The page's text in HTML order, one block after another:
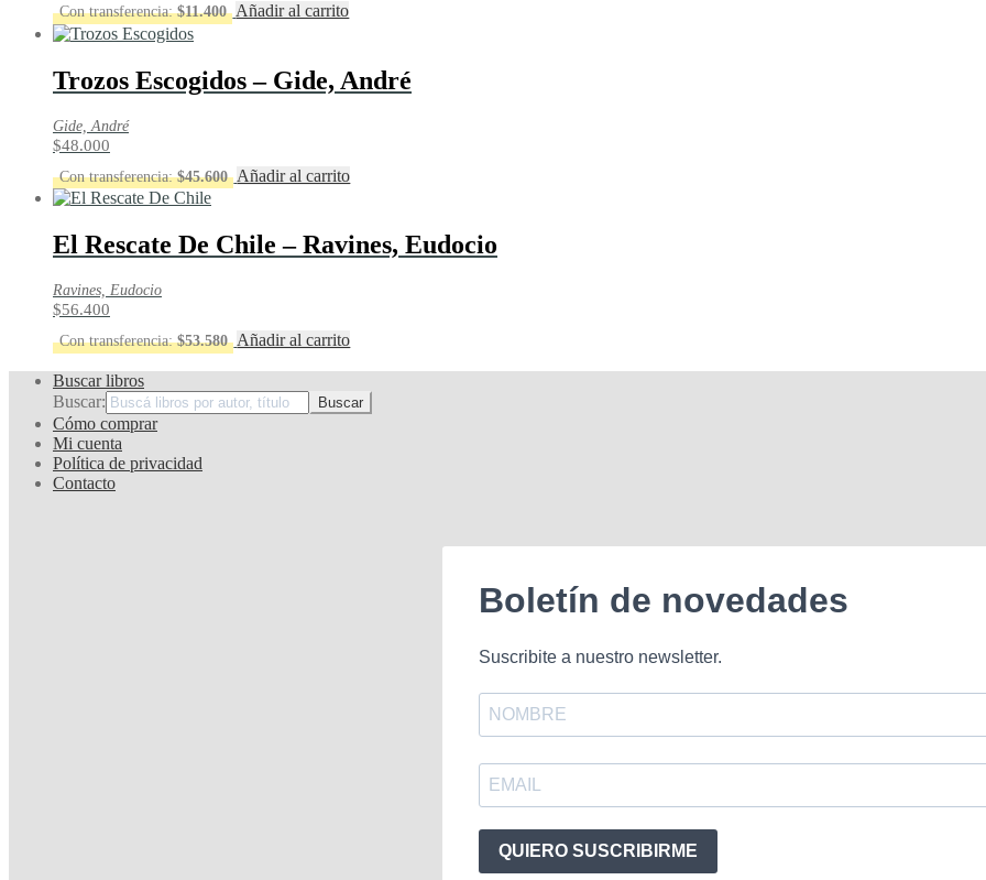
Con transferencia:$11.400 Añadir al carrito
Trozos Escogidos – Gide, André
Gide, André
$48.000
Con transferencia:$45.600 Añadir al carrito
El Rescate De Chile – Ravines, Eudocio
Ravines, Eudocio
$56.400
Con transferencia:$53.580 Añadir al carrito
Buscar libros
Buscar:
Cómo comprar
Mi cuenta
Política de privacidad
Contacto
Boletín de novedades
Suscribite a nuestro newsletter.
QUIERO SUSCRIBIRME